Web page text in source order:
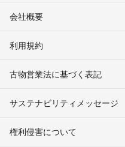
会社概要
利用規約
古物営業法に基づく表記
サステナビリティメッセージ
権利侵害について